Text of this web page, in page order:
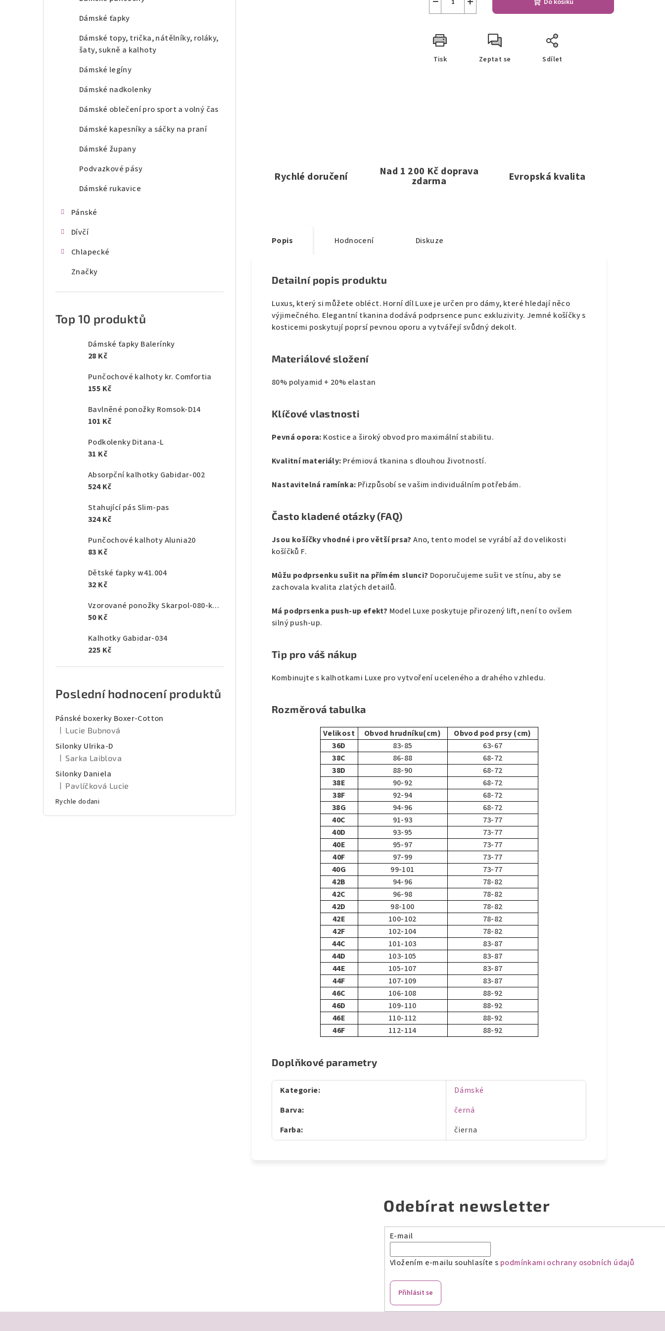
Dámské ťapky
Dámské topy, trička, nátělníky, roláky,
šaty, sukně a kalhoty
Dámské legíny
Dámské nadkolenky
Dámské oblečení pro sport a volný čas
Dámské kapesníky a sáčky na praní
Dámské župany
Podvazkové pásy
Dámské rukavice
Pánské
Dívčí
Chlapecké
Značky
Top 10 produktů
Dámské ťapky Balerínky
28 Kč
Punčochové kalhoty kr. Comfortia
155 Kč
Bavlněné ponožky Romsok-D14
101 Kč
Podkolenky Ditana-L
31 Kč
Absorpční kalhotky Gabidar-002
524 Kč
Stahující pás Slim-pas
324 Kč
Punčochové kalhoty Alunia20
83 Kč
Dětské ťapky w41.004
32 Kč
Vzorované ponožky Skarpol-080-kaktus
50 Kč
Kalhotky Gabidar-034
225 Kč
Poslední hodnocení produktů
Pánské boxerky Boxer-Cotton
Hodnocení produktu je 5 z 5 hvězdiček.
Lucie Bubnová
Silonky Ulrika-D
Hodnocení produktu je 5 z 5 hvězdiček.
Sarka Laiblova
Silonky Daniela
Hodnocení produktu je 5 z 5 hvězdiček.
Pavlíčková Lucie
Rychle dodani
Do košíku
Tisk Zeptat se Sdílet
Rychlé doručení Nad 1 200 Kč doprava
zdarma Evropská kvalita
Popis Hodnocení Diskuze
Detailní popis produktu
Luxus, který si můžete obléct. Horní díl Luxe je určen pro dámy, které hledají něco
výjimečného. Elegantní tkanina dodává podprsence punc exkluzivity. Jemné košíčky s
kosticemi poskytují poprsí pevnou oporu a vytvářejí svůdný dekolt.
Materiálové složení
80% polyamid + 20% elastan
Klíčové vlastnosti
Pevná opora: Kostice a široký obvod pro maximální stabilitu.
Kvalitní materiály: Prémiová tkanina s dlouhou životností.
Nastavitelná ramínka: Přizpůsobí se vašim individuálním potřebám.
Často kladené otázky (FAQ)
Jsou košíčky vhodné i pro větší prsa?Ano, tento model se vyrábí až do velikosti
košíčků F.
Můžu podprsenku sušit na přímém slunci? Doporučujeme sušit ve stínu, aby se
zachovala kvalita zlatých detailů.
Má podprsenka push-up efekt? Model Luxe poskytuje přirozený lift, není to ovšem
silný push-up.
Tip pro váš nákup
Kombinujte s kalhotkami Luxe pro vytvoření uceleného a drahého vzhledu.
Rozměrová tabulka
Velikost Obvod hrudníku(cm)
Obvod pod prsy (cm)
36D
83-85
63-67
38C
86-88
68-72
38D
88-90
68-72
38E
90-92
68-72
38F
92-94
68-72
38G
94-96
68-72
40C
91-93
73-77
40D
93-95
73-77
40E
95-97
73-77
40F
97-99
73-77
40G
99-101
73-77
42B
94-96
78-82
42C
96-98
78-82
42D
98-100
78-82
42E
100-102
78-82
42F
102-104
78-82
44C
101-103
83-87
44D
103-105
83-87
44E
105-107
83-87
44F
107-109
83-87
46C
106-108
88-92
46D
109-110
88-92
46E
110-112
88-92
46F
112-114 88-92
Doplňkové parametry
Kategorie:
Dámské
Barva:
černá
Farba: čierna
Odebírat newsletter
E-mail
Vložením e-mailu souhlasíte s podmínkami ochrany osobních údajů
Přihlásit se